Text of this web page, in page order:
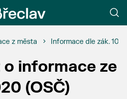
z města Informace dle zák.
informace ze
(OSČ)